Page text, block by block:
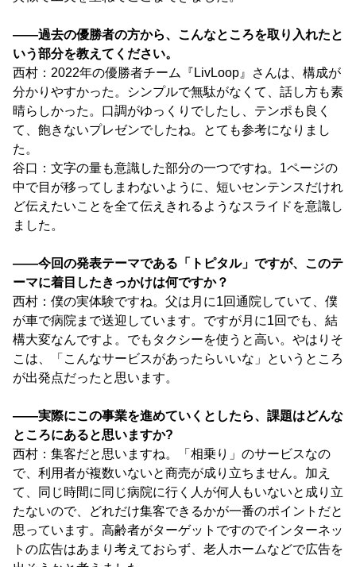
――過去の優勝者の方から、こんなところを取り入れたと
いう部分を教えてください。
西村：2022年の優勝者チーム『LivLoop』さんは、構成が
分かりやすかった。シンプルで無駄がなくて、話し方も素
晴らしかった。口調がゆっくりでしたし、テンポも良く
て、飽きないプレゼンでしたね。とても参考になりまし
た。
谷口：文字の量も意識した部分の一つですね。1ページの
中で目が移ってしまわないように、短いセンテンスだけれ
ど伝えたいことを全て伝えきれるようなスライドを意識し
ました。
――今回の発表テーマである「トピタル」ですが、このテ
ーマに着目したきっかけは何ですか？
西村：僕の実体験ですね。父は月に1回通院していて、僕
が車で病院まで送迎しています。ですが月に1回でも、結
構大変なんですよ。でもタクシーを使うと高い。やはりそ
こは、「こんなサービスがあったらいいな」というところ
が出発点だったと思います。
――実際にこの事業を進めていくとしたら、課題はどんな
ところにあると思いますか?
西村：集客だと思いますね。「相乗り」のサービスなの
で、利用者が複数いないと商売が成り立ちません。加え
て、同じ時間に同じ病院に行く人が何人もいないと成り立
たないので、どれだけ集客できるかが一番のポイントだと
思っています。高齢者がターゲットですのでインターネッ
トの広告はあまり考えておらず、老人ホームなどで広告を